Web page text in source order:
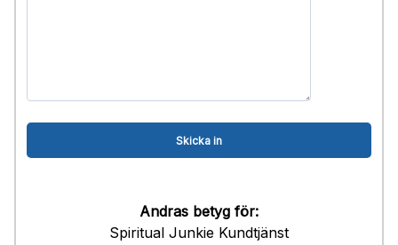
Andras betyg för:
Spiritual Junkie Kundtjänst